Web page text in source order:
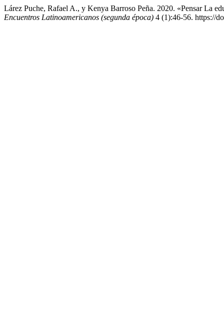
Lárez Puche, Rafael A., y Kenya Barroso Peña. 2020. «Pensar La
Encuentros Latinoamericanos (segunda época) 4 (1):46-56. https://